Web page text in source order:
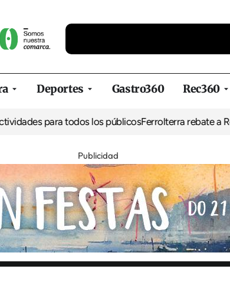
Deportes Gastro360 Rec360
todos los públicosFerrolterra rebate a Renfe y
Publicidad